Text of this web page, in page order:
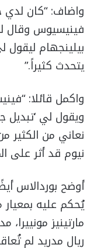
واضاف: “كان لدي
فينيسيوس وقال
بيلينجهام ليقول
يتحدث كثيراً.”
واكمل قائلا:
ويقول لي
نعاني من الكثير
نيوم قد أثر على
أوضح بوردالاس
يُحكم عليه
مارتينيز
ريال مدريد لم